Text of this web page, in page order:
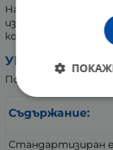
Натурален състав,
изкуствени
консерванти или
Указание за
По 1 капсула
Съдържание:
Стандартизиран